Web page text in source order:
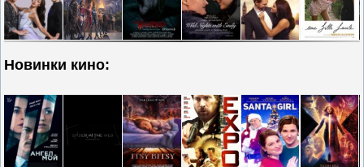
Новинки кино: